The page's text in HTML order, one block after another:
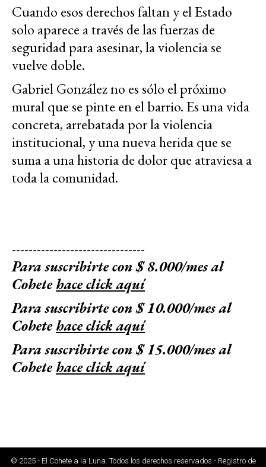
Cuando esos derechos faltan y el Estado
solo aparece a través de las fuerzas de
seguridad para asesinar, la violencia se
vuelve doble.
Gabriel González no es sólo el próximo
mural que se pinte en el barrio. Es una vida
concreta, arrebatada por la violencia
institucional, y una nueva herida que se
suma a una historia de dolor que atraviesa a
toda la comunidad.
--------------------------------
Para suscribirte con $ 8.000/mes al
Cohetehace click aquí
Para suscribirte con $ 10.000/mes al
Cohetehace click aquí
Para suscribirte con $ 15.000/mes al
Cohetehace click aquí
© 2025 - El Cohete a la Luna. Todos los derechos reservados - Registro de